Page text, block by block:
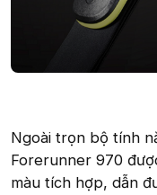
Ngoài trọn bộ tính
Forerunner 970
màu tích hợp, dẫn